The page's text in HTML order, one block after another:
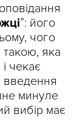
”: його
чого
такою, яка
чекає
введення
минуле
вибір має